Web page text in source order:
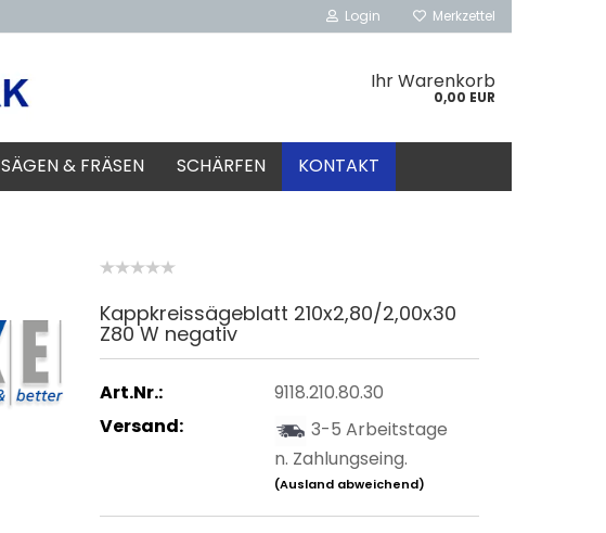
Login Merkzettel
Ihr Warenkorb
0,00 EUR
SÄGEN & FRÄSEN SCHÄRFEN KONTAKT
Kappkreissägeblatt 210x2,80/2,00x30
Z80 W negativ
Art.Nr.:
9118.210.80.30
Versand:
3-5 Arbeitstage
n. Zahlungseing.
(Ausland abweichend)